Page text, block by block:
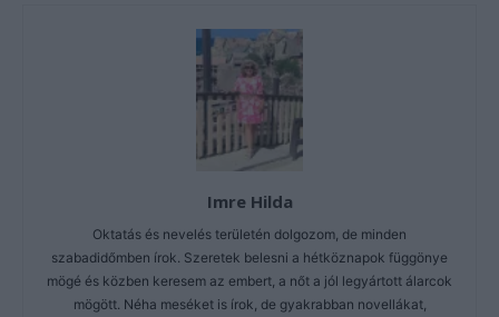
Imre Hilda
Oktatás és nevelés területén dolgozom, de minden
szabadidőmben írok. Szeretek belesni a hétköznapok függönye
mögé és közben keresem az embert, a nőt a jól legyártott álarcok
mögött. Néha meséket is írok, de gyakrabban novellákat,